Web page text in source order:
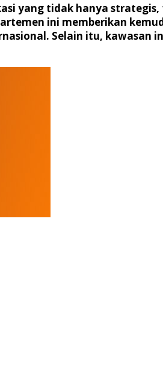
yang tidak hanya
ini memberikan
Selain itu, kawasan